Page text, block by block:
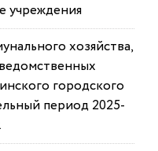
учреждения
хозяйства,
городского
период 2025-